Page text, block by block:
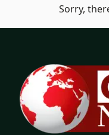
Sorry,